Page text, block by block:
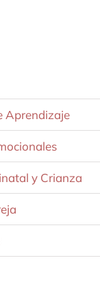
Aprendizaje
y Crianza